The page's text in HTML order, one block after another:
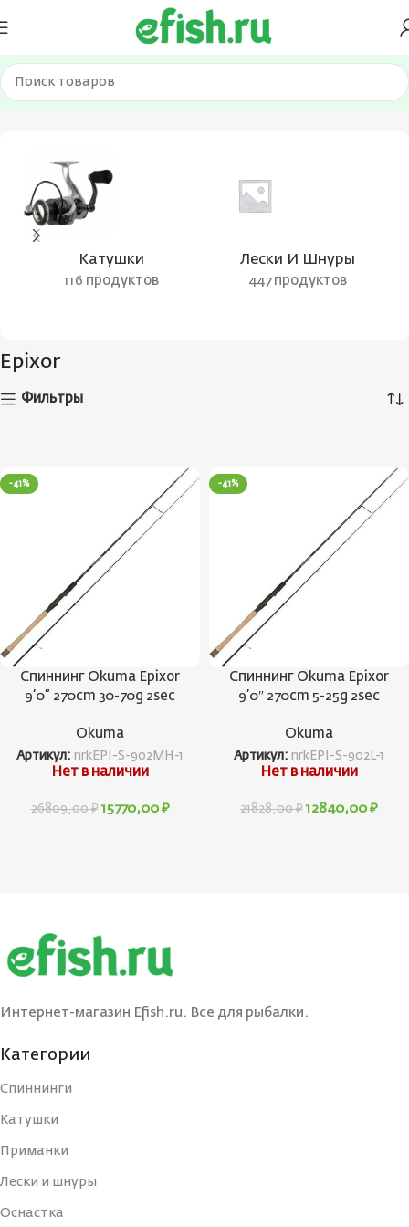
Главная Товары с меткой “Epixor”
Катушки
116 продуктов
Лески И Шнуры
447 продуктов
Epixor
Фильтры
-41%
Спиннинг Okuma Epixor
9’0” 270cm 30-70g 2sec
Okuma
Артикул: nrkEPI-S-902MH-1
Нет в наличии
26809,00₽ 15770,00 ₽
-41%
Спиннинг Okuma Epixor
9’0″ 270cm 5-25g 2sec
Okuma
Артикул: nrkEPI-S-902L-1
Нет в наличии
21828,00₽ 12840,00 ₽
Интернет-магазин Efish.ru. Все для рыбалки.
Категории
Спиннинги
Катушки
Приманки
Лески и шнуры
Оснастка